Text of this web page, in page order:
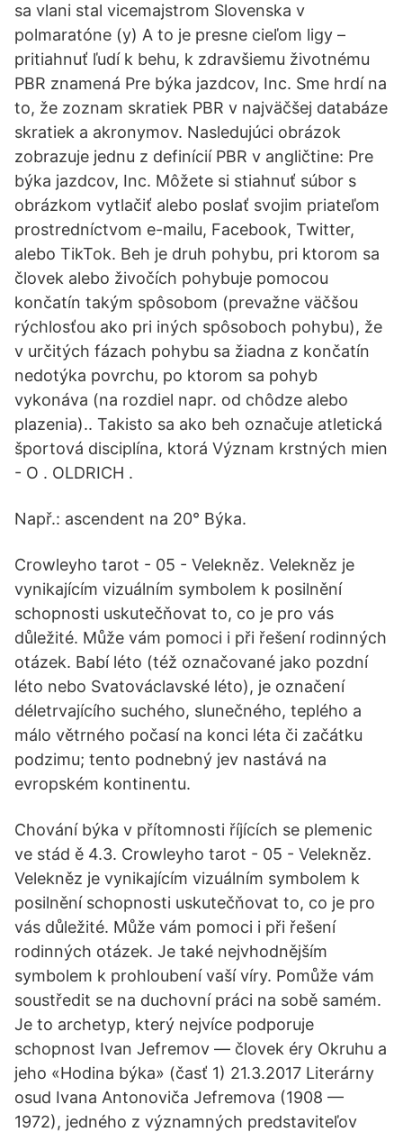
sa vlani stal vicemajstrom Slovenska v
polmaratóne (y) A to je presne cieľom ligy –
pritiahnuť ľudí k behu, k zdravšiemu životnému
PBR znamená Pre býka jazdcov, Inc. Sme hrdí na
to, že zoznam skratiek PBR v najväčšej databáze
skratiek a akronymov. Nasledujúci obrázok
zobrazuje jednu z definícií PBR v angličtine: Pre
býka jazdcov, Inc. Môžete si stiahnuť súbor s
obrázkom vytlačiť alebo poslať svojim priateľom
prostredníctvom e-mailu, Facebook, Twitter,
alebo TikTok. Beh je druh pohybu, pri ktorom sa
človek alebo živočích pohybuje pomocou
končatín takým spôsobom (prevažne väčšou
rýchlosťou ako pri iných spôsoboch pohybu), že
v určitých fázach pohybu sa žiadna z končatín
nedotýka povrchu, po ktorom sa pohyb
vykonáva (na rozdiel napr. od chôdze alebo
plazenia).. Takisto sa ako beh označuje atletická
športová disciplína, ktorá Význam krstných mien
- O . OLDRICH .
Např.: ascendent na 20° Býka.
Crowleyho tarot - 05 - Velekněz. Velekněz je
vynikajícím vizuálním symbolem k posilnění
schopnosti uskutečňovat to, co je pro vás
důležité. Může vám pomoci i při řešení rodinných
otázek. Babí léto (též označované jako pozdní
léto nebo Svatováclavské léto), je označení
déletrvajícího suchého, slunečného, teplého a
málo větrného počasí na konci léta či začátku
podzimu; tento podnebný jev nastává na
evropském kontinentu.
Chování býka v přítomnosti říjících se plemenic
ve stád ě 4.3. Crowleyho tarot - 05 - Velekněz.
Velekněz je vynikajícím vizuálním symbolem k
posilnění schopnosti uskutečňovat to, co je pro
vás důležité. Může vám pomoci i při řešení
rodinných otázek. Je také nejvhodnějším
symbolem k prohloubení vaší víry. Pomůže vám
soustředit se na duchovní práci na sobě samém.
Je to archetyp, který nejvíce podporuje
schopnost Ivan Jefremov — človek éry Okruhu a
jeho «Hodina býka» (časť 1) 21.3.2017 Literárny
osud Ivana Antonoviča Jefremova (1908 —
1972), jedného z významných predstaviteľov